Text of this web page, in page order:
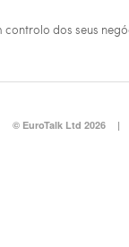
controlo dos seus
© EuroTalk Ltd 2026 |